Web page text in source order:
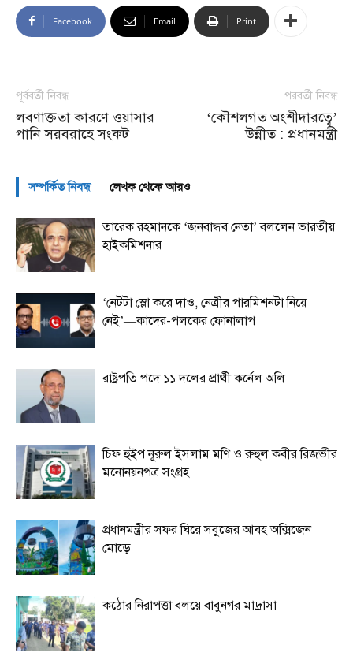
Facebook Email Print
পূর্ববর্তী নিবন্ধ
লবণাক্ততা কারণে ওয়াসার
পানি সরবরাহে সংকট
পরবর্তী নিবন্ধ
‘কৌশলগত অংশীদারত্বে’
উন্নীত : প্রধানমন্ত্রী
সম্পর্কিত নিবন্ধ লেখক থেকে আরও
তারেক রহমানকে ‘জনবান্ধব নেতা’ বললেন ভারতীয়
হাইকমিশনার
‘নেটটা স্লো করে দাও, নেত্রীর পারমিশনটা নিয়ে
নেই’—কাদের-পলকের ফোনালাপ
রাষ্ট্রপতি পদে ১১ দলের প্রার্থী কর্নেল অলি
চিফ হুইপ নূরুল ইসলাম মণি ও রুহুল কবীর রিজভীর
মনোনয়নপত্র সংগ্রহ
প্রধানমন্ত্রীর সফর ঘিরে সবুজের আবহ অক্সিজেন
মোড়ে
কঠোর নিরাপত্তা বলয়ে বাবুনগর মাদ্রাসা